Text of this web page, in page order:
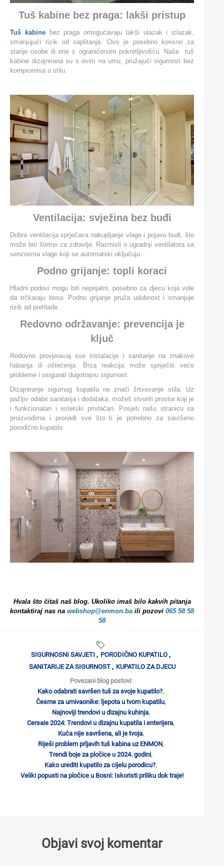
Tuš kabine bez praga: lakši pristup
Tuš kabinebez praga omogućavaju lakši ulazak i izlazak,
smanjujući rizik od saplitanja. Ovo je posebno korisno za
starije osobe ili one s ograničenom pokretljivošću. Naše tuš
kabine dizajnirana su s ovim na umu, pružajući sigurnost bez
kompromisa u stilu.
Ventilacija: svježina bez buđi
Dobra ventilacija sprječava nakupljanje vlage i pojavu buđi, što
može biti štetno za zdravlje. Razmisli o ugradnji ventilatora sa
senzorima vlage koji se automatski uključuju.
Podno grijanje: topli koraci
Hladni podovi mogu biti neprijatni, posebno za djecu koja vole
da trčkaraju bosa. Podno grijanje pruža udobnost i smanjuje
rizik od prehlade.
Redovno održavanje: prevencija je
ključ
Redovno provjeravaj sve instalacije i sanitarije na znakove
habanja ili oštećenja. Brza reakcija može spriječiti veće
probleme i osigurati dugotrajnu sigurnost.
Dizajniranje sigurnog kupatila ne znači žrtvovanje stila. Uz
pažljiv odabir sanitarija i dodataka, možeš stvoriti prostor koji je
i funkcionalan i estetski privlačan. Posjeti našu stranicu sa
proizvodima i pronađi sve što ti je potrebno za savršeno
porodično kupatilo.
Hvala što čitaš naš blog. Ukoliko imaš bilo kakvih pitanja
kontaktiraj nas na webshop@enmon.ba ili pozovi 065 58 58
58
SIGURNOSNI SAVJETI , PORODIČNO KUPATILO ,
SANITARIJE ZA SIGURNOST , KUPATILO ZA DJECU
Povezani blog postovi:
Kako odabrati savršen tuš za svoje kupatilo?,
Česme za umivaonike: ljepota u tvom kupatilu,
Najnoviji trendovi u dizajnu kuhinja,
Cersaie 2024: Trendovi u dizajnu kupatila i enterijera,
Kuća nije savršena, ali je tvoja,
Riješi problem prljavih tuš kabina uz ENMON,
Trendi boje za pločice u 2024. godini,
Kako urediti kupatilo za cijelu porodicu?,
Veliki popusti na pločice u Bosni: Iskoristi priliku dok traje!
Objavi svoj komentar